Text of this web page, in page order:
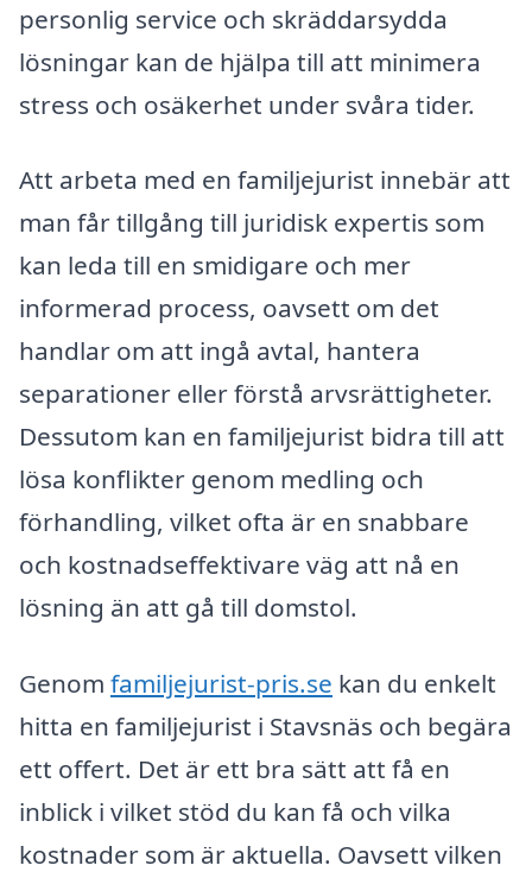
personlig service och skräddarsydda
lösningar kan de hjälpa till att minimera
stress och osäkerhet under svåra tider.
Att arbeta med en familjejurist innebär att
man får tillgång till juridisk expertis som
kan leda till en smidigare och mer
informerad process, oavsett om det
handlar om att ingå avtal, hantera
separationer eller förstå arvsrättigheter.
Dessutom kan en familjejurist bidra till att
lösa konflikter genom medling och
förhandling, vilket ofta är en snabbare
och kostnadseffektivare väg att nå en
lösning än att gå till domstol.
Genom familjejurist-pris.se kan du enkelt
hitta en familjejurist i Stavsnäs och begära
ett offert. Det är ett bra sätt att få en
inblick i vilket stöd du kan få och vilka
kostnader som är aktuella. Oavsett vilken